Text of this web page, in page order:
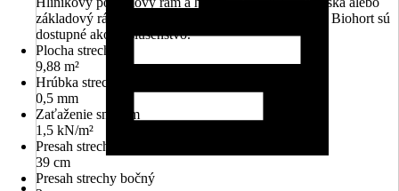
základový rám pre ukotvenie na zemných skrutkách Biohort sú
dostupné ako príslušenstvo.
Plocha strechy
9,88 m²
Hrúbka strechy
0,5 mm
Zaťaženie snehom
1,5 kN/m²
Presah strechy predný
39 cm
Presah strechy bočný